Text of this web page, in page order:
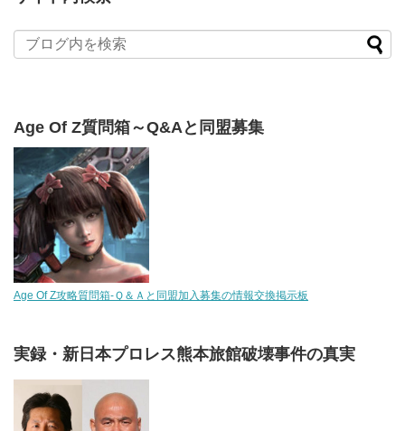
Age Of Z質問箱～Q&Aと同盟募集
Age Of Z攻略質問箱-Ｑ＆Ａと同盟加入募集の情報交換掲示板
実録・新日本プロレス熊本旅館破壊事件の真実